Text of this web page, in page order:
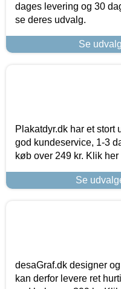
dages levering og 30
se deres udvalg.
Se
Plakatdyr.dk har et stort
god kundeservice, 1-3
køb over 249 kr. Klik
Se
desaGraf.dk designer
kan derfor levere ret